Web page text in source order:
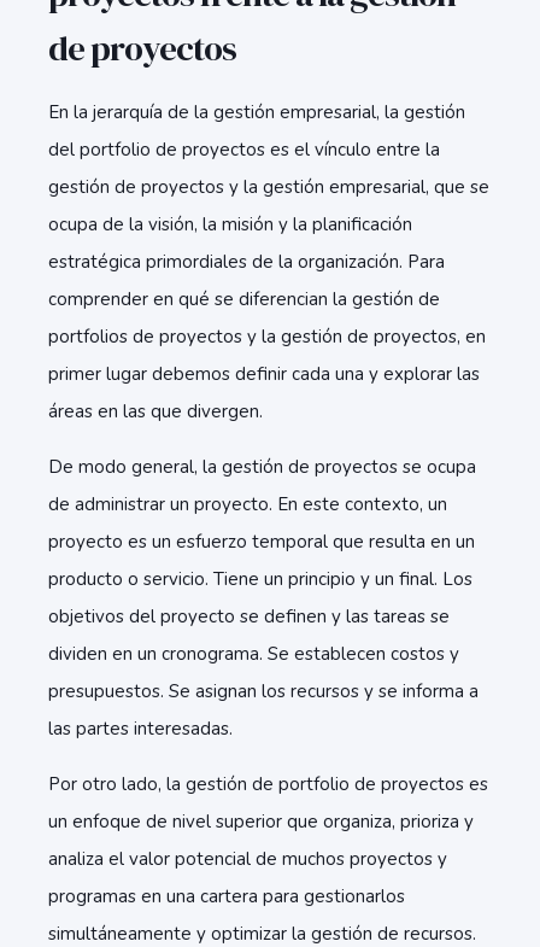
de proyectos
En la jerarquía de la gestión empresarial, la gestión
del portfolio de proyectos es el vínculo entre la
gestión de proyectos y la gestión empresarial, que se
ocupa de la visión, la misión y la planificación
estratégica primordiales de la organización. Para
comprender en qué se diferencian la gestión de
portfolios de proyectos y la gestión de proyectos, en
primer lugar debemos definir cada una y explorar las
áreas en las que divergen.
De modo general, la gestión de proyectos se ocupa
de administrar un proyecto. En este contexto, un
proyecto es un esfuerzo temporal que resulta en un
producto o servicio. Tiene un principio y un final. Los
objetivos del proyecto se definen y las tareas se
dividen en un cronograma. Se establecen costos y
presupuestos. Se asignan los recursos y se informa a
las partes interesadas.
Por otro lado, la gestión de portfolio de proyectos es
un enfoque de nivel superior que organiza, prioriza y
analiza el valor potencial de muchos proyectos y
programas en una cartera para gestionarlos
simultáneamente y optimizar la gestión de recursos.